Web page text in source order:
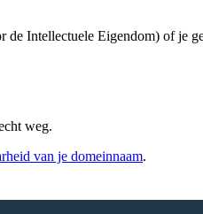
Intellectuele Eigendom) of je
weg.
van je domeinnaam.